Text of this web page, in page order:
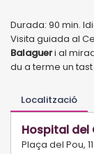
Durada: 90 min.
Visita guiada al
Balagueri al
du a terme un
Localització
Hospital del
Plaça del Pou,